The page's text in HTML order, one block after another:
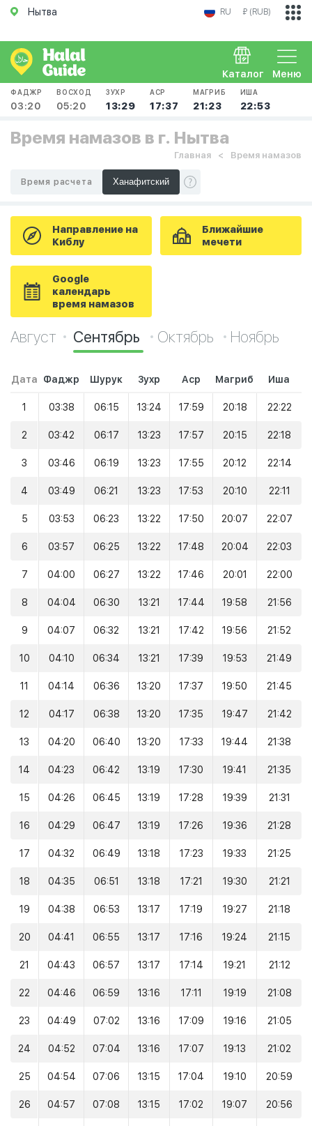
Нытва RU ₽ (RUB)
Меню
Каталог
ФАДЖР
03:20
ВОСХОД
05:20
ЗУХР
13:29
АСР
17:37
МАГРИБ
21:23
ИША
22:53
Время намазов в г. Нытва
Главная Время намазов
Время расчета
Направление на
Киблу
Ближайшие
мечети
Google
календарь
время намазов
Август Сентябрь Октябрь Ноябрь
Дата Фаджр Шурук Зухр Аср Магриб Иша
1 03:38 06:15 13:24 17:59 20:18 22:22
2 03:42 06:17 13:23 17:57 20:15 22:18
3 03:46 06:19 13:23 17:55 20:12 22:14
4 03:49 06:21 13:23 17:53 20:10 22:11
5 03:53 06:23 13:22 17:50 20:07 22:07
6 03:57 06:25 13:22 17:48 20:04 22:03
7 04:00 06:27 13:22 17:46 20:01 22:00
8 04:04 06:30 13:21 17:44 19:58 21:56
9 04:07 06:32 13:21 17:42 19:56 21:52
10 04:10 06:34 13:21 17:39 19:53 21:49
11 04:14 06:36 13:20 17:37 19:50 21:45
12 04:17 06:38 13:20 17:35 19:47 21:42
13 04:20 06:40 13:20 17:33 19:44 21:38
14 04:23 06:42 13:19 17:30 19:41 21:35
15 04:26 06:45 13:19 17:28 19:39 21:31
16 04:29 06:47 13:19 17:26 19:36 21:28
17 04:32 06:49 13:18 17:23 19:33 21:25
18 04:35 06:51 13:18 17:21 19:30 21:21
19 04:38 06:53 13:17 17:19 19:27 21:18
20 04:41 06:55 13:17 17:16 19:24 21:15
21 04:43 06:57 13:17 17:14 19:21 21:12
22 04:46 06:59 13:16 17:11 19:19 21:08
23 04:49 07:02 13:16 17:09 19:16 21:05
24 04:52 07:04 13:16 17:07 19:13 21:02
25 04:54 07:06 13:15 17:04 19:10 20:59
26 04:57 07:08 13:15 17:02 19:07 20:56